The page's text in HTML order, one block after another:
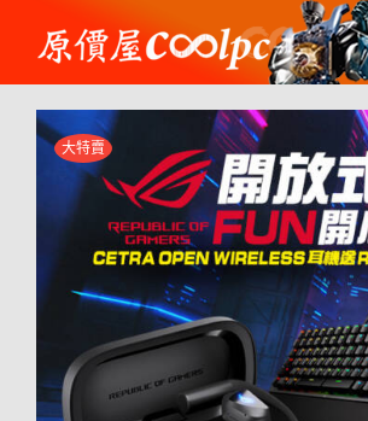
content
大特賣